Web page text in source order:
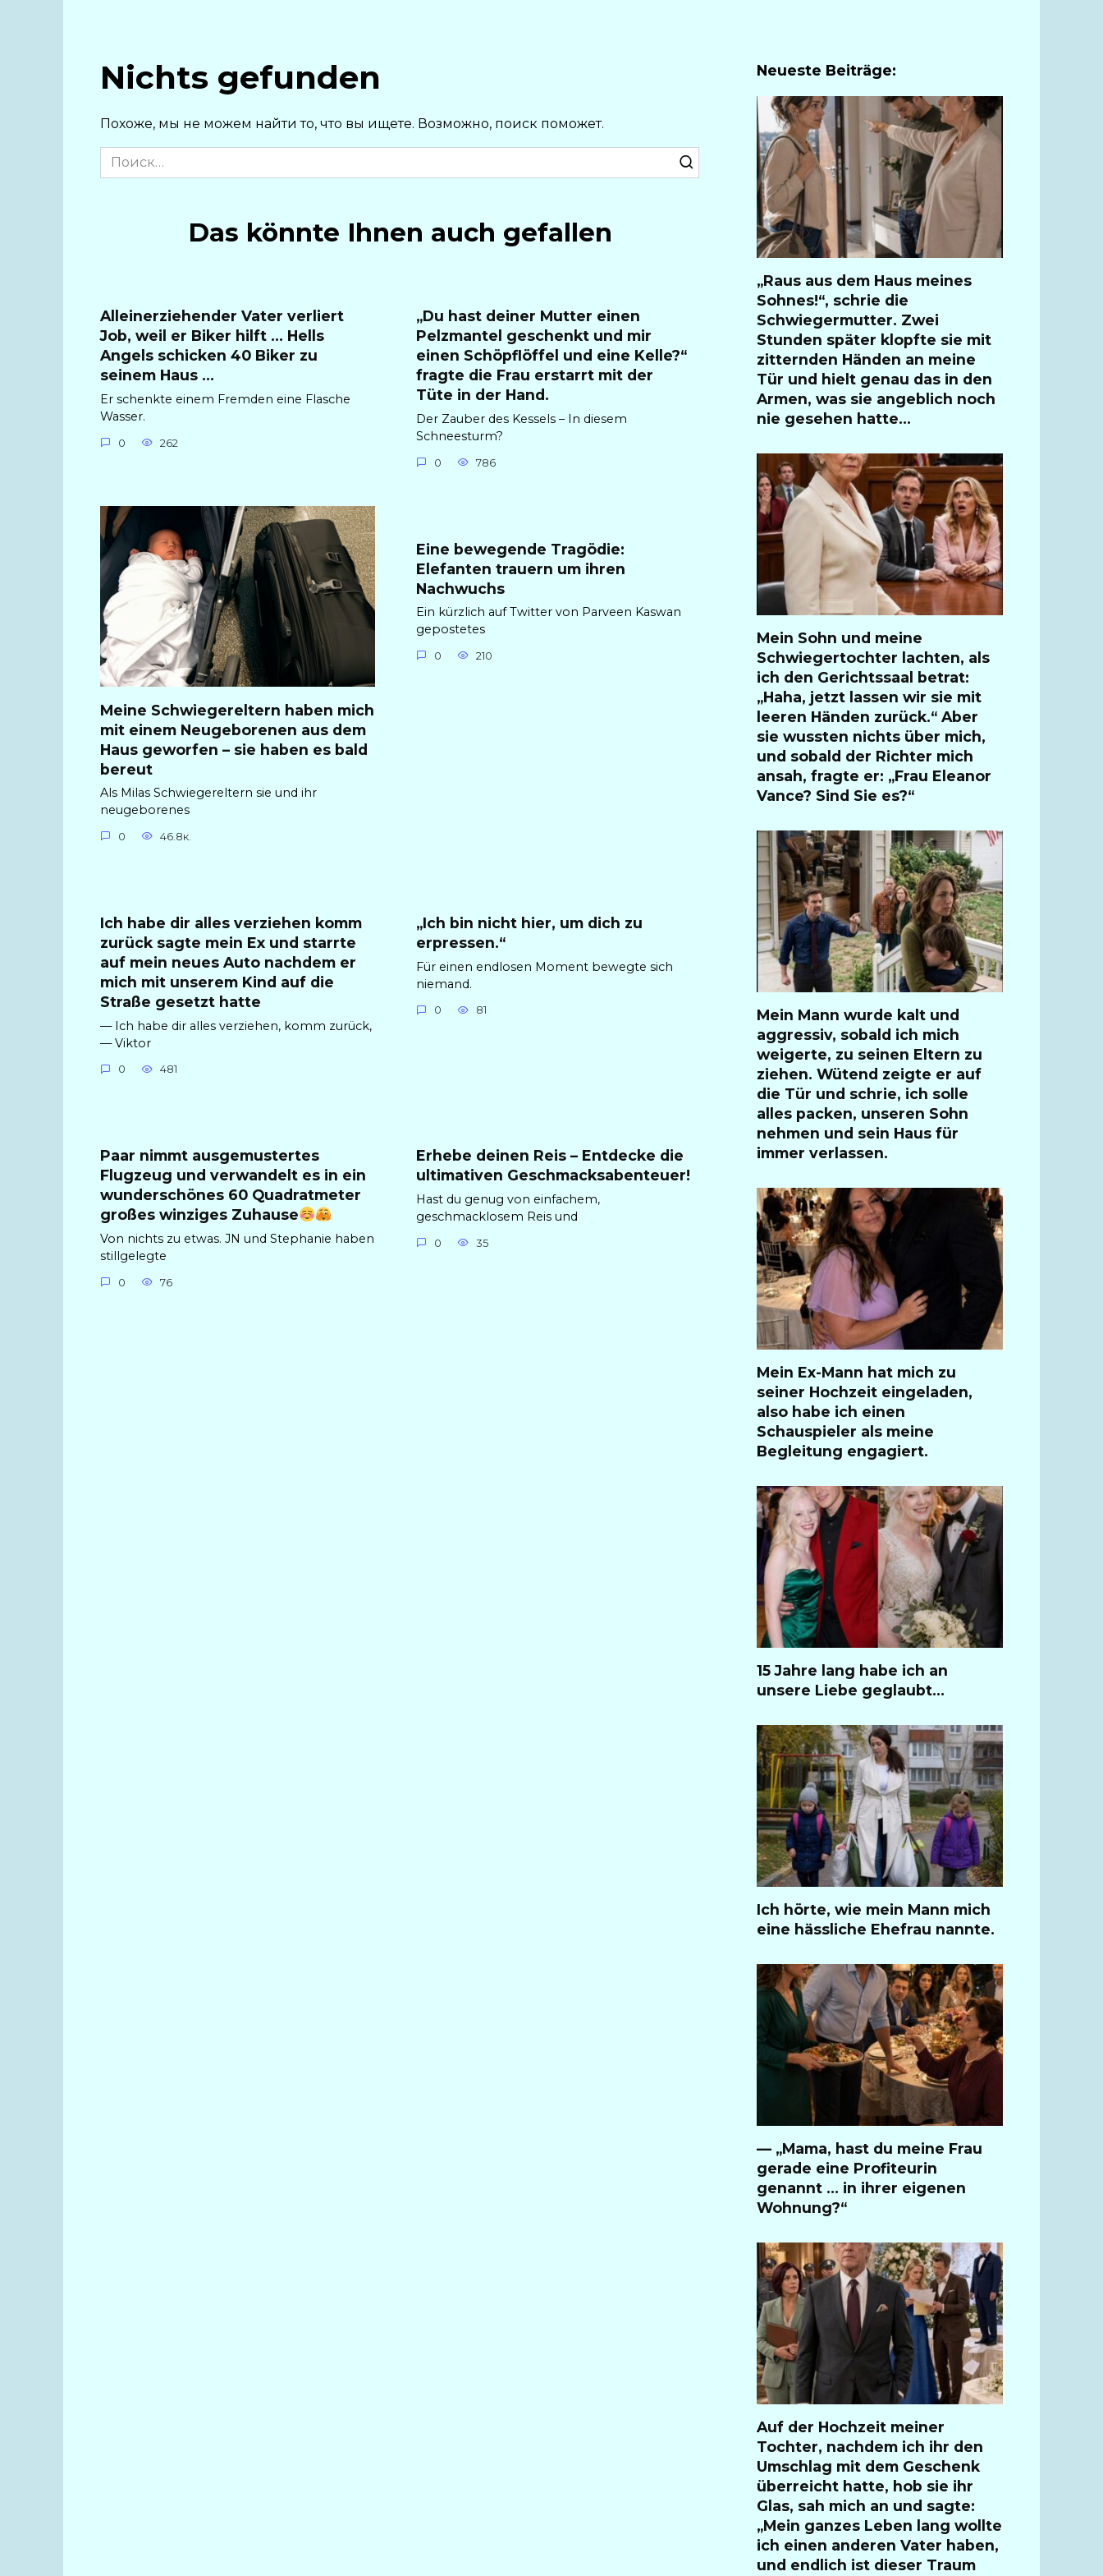
Nichts gefunden
Похоже, мы не можем найти то, что вы ищете. Возможно, поиск поможет.
Search
for:
Das könnte Ihnen auch gefallen
Alleinerziehender Vater verliert
Job, weil er Biker hilft … Hells
Angels schicken 40 Biker zu
seinem Haus …
Er schenkte einem Fremden eine Flasche
Wasser.
0 262
„Du hast deiner Mutter einen
Pelzmantel geschenkt und mir
einen Schöpflöffel und eine Kelle?“
fragte die Frau erstarrt mit der
Tüte in der Hand.
Der Zauber des Kessels – In diesem
Schneesturm?
0 786
Meine Schwiegereltern haben mich
mit einem Neugeborenen aus dem
Haus geworfen – sie haben es bald
bereut
Als Milas Schwiegereltern sie und ihr
neugeborenes
0 46.8к.
Eine bewegende Tragödie:
Elefanten trauern um ihren
Nachwuchs
Ein kürzlich auf Twitter von Parveen Kaswan
gepostetes
0 210
Ich habe dir alles verziehen komm
zurück sagte mein Ex und starrte
auf mein neues Auto nachdem er
mich mit unserem Kind auf die
Straße gesetzt hatte
— Ich habe dir alles verziehen, komm zurück,
— Viktor
0 481
„Ich bin nicht hier, um dich zu
erpressen.“
Für einen endlosen Moment bewegte sich
niemand.
0 81
Paar nimmt ausgemustertes
Flugzeug und verwandelt es in ein
wunderschönes 60 Quadratmeter
großes winziges Zuhause
Von nichts zu etwas. JN und Stephanie haben
stillgelegte
0 76
Erhebe deinen Reis – Entdecke die
ultimativen Geschmacksabenteuer!
Hast du genug von einfachem,
geschmacklosem Reis und
0 35
Neueste Beiträge:
„Raus aus dem Haus meines
Sohnes!“, schrie die
Schwiegermutter. Zwei
Stunden später klopfte sie mit
zitternden Händen an meine
Tür und hielt genau das in den
Armen, was sie angeblich noch
nie gesehen hatte…
Mein Sohn und meine
Schwiegertochter lachten, als
ich den Gerichtssaal betrat:
„Haha, jetzt lassen wir sie mit
leeren Händen zurück.“ Aber
sie wussten nichts über mich,
und sobald der Richter mich
ansah, fragte er: „Frau Eleanor
Vance? Sind Sie es?“
Mein Mann wurde kalt und
aggressiv, sobald ich mich
weigerte, zu seinen Eltern zu
ziehen. Wütend zeigte er auf
die Tür und schrie, ich solle
alles packen, unseren Sohn
nehmen und sein Haus für
immer verlassen.
Mein Ex-Mann hat mich zu
seiner Hochzeit eingeladen,
also habe ich einen
Schauspieler als meine
Begleitung engagiert.
15 Jahre lang habe ich an
unsere Liebe geglaubt…
Ich hörte, wie mein Mann mich
eine hässliche Ehefrau nannte.
— „Mama, hast du meine Frau
gerade eine Profiteurin
genannt … in ihrer eigenen
Wohnung?“
Auf der Hochzeit meiner
Tochter, nachdem ich ihr den
Umschlag mit dem Geschenk
überreicht hatte, hob sie ihr
Glas, sah mich an und sagte:
„Mein ganzes Leben lang wollte
ich einen anderen Vater haben,
und endlich ist dieser Traum